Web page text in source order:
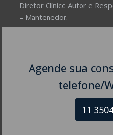
Agende sua
telefone/
11
Diretor Clínico Autor e
– Mantenedor.
Prover
completas de forma
e o bem-estar das pessoas,
humanidade e
público em geral.
NEUROLOGISTA EM SÃO